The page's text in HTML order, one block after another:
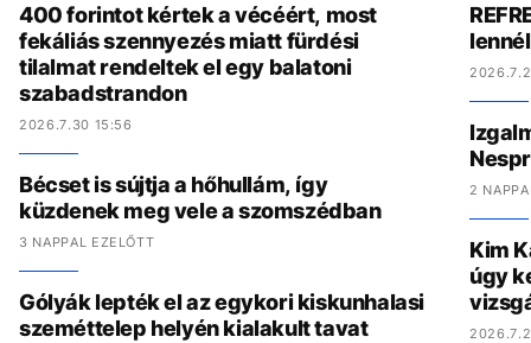
400 forintot kértek a vécéért, most
fekáliás szennyezés miatt fürdési
tilalmat rendeltek el egy balatoni
szabadstrandon
2026.7.30 15:56
Bécset is sújtja a hőhullám, így
küzdenek meg vele a szomszédban
3 NAPPAL EZELŐTT
Gólyák lepték el az egykori kiskunhalasi
szeméttelep helyén kialakult tavat
2
Kim
úgy